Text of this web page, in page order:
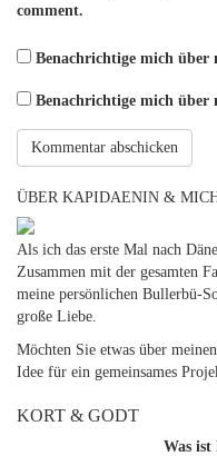
comment.
Benachrichtige mich über
Benachrichtige mich über
ÜBER KAPIDAENIN &
Als ich das erste Mal nach
Zusammen mit der gesamten
meine persönlichen Bullerbü-
große Liebe.
Möchten Sie etwas über
Idee für ein gemeinsames
KORT & GODT
Was ist